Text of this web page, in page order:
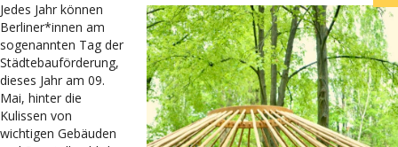
Jedes Jahr können
Berliner*innen am
sogenannten Tag der
Städtebauförderung,
dieses Jahr am 09.
Mai, hinter die
Kulissen von
wichtigen Gebäuden